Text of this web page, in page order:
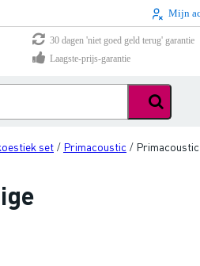
Mijn
30 dagen 'niet goed geld terug' garantie
Laagste-prijs-garantie
set / Primacoustic /